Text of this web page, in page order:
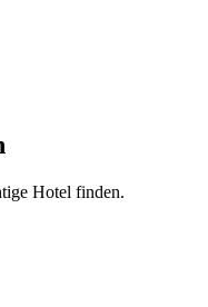
Hotel finden.